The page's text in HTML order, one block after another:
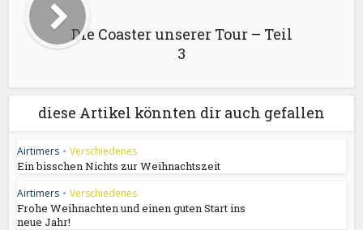
Die Coaster unserer Tour – Teil
3
diese Artikel könnten dir auch gefallen
Airtimers • Verschiedenes
Ein bisschen Nichts zur Weihnachtszeit
Airtimers • Verschiedenes
Frohe Weihnachten und einen guten Start ins
neue Jahr!